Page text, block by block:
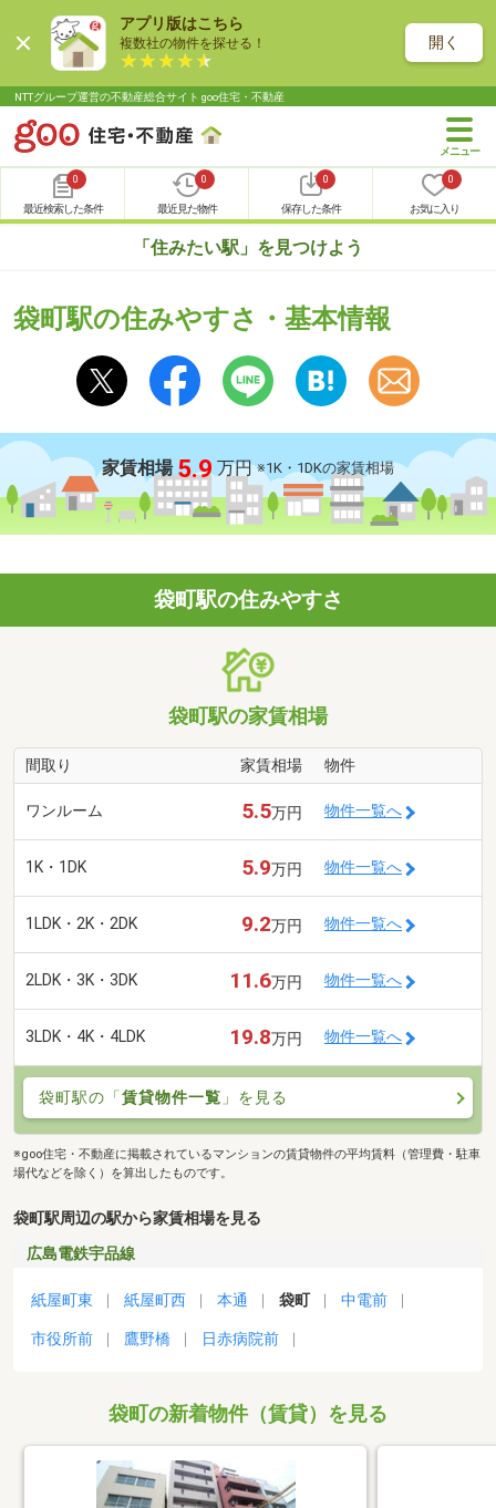
アプリ版はこちら
複数社の物件を探せる！ 開く
NTTグループ運営の不動産総合サイト goo住宅・不動産
0
最近検索した条件
0
最近見た物件
0
保存した条件
0
お気に入り
「住みたい駅」を見つけよう
袋町駅の住みやすさ・基本情報
家賃相場 5.9 万円 ※1K・1DKの家賃相場
袋町駅の住みやすさ
袋町駅の家賃相場
間取り 家賃相場 物件
ワンルーム 5.5万円 物件一覧へ
1K・1DK 5.9万円 物件一覧へ
1LDK・2K・2DK 9.2万円 物件一覧へ
2LDK・3K・3DK 11.6万円 物件一覧へ
3LDK・4K・4LDK 19.8万円 物件一覧へ
袋町駅の「賃貸物件一覧 」を見る
※goo住宅・不動産に掲載されているマンションの賃貸物件の平均賃料（管理費・駐車
場代などを除く）を算出したものです。
袋町駅周辺の駅から家賃相場を見る
広島電鉄宇品線
紙屋町東 紙屋町西 本通 袋町 中電前
市役所前 鷹野橋 日赤病院前
袋町の新着物件（賃貸）を見る